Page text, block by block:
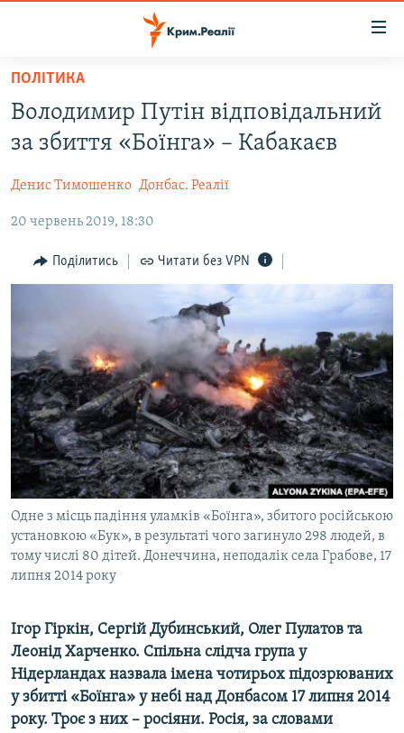
Перейти
основного
матеріалу
до
навігації
Перейти
ВОДА.КРИМ
ПОЛІТИКА
БЛОГИ
ПОГЛЯД
СПЕЦПРОЕКТИ
ДЕПОРТАЦІЯ
ВІДЕОУРОКИ «ELIFBE»
СВІДЧЕННЯ ОКУПАЦІЇ
УКРАЇНСЬКА ПРОБЛЕМА КРИМУ
ІНФОГРАФІКА
ЯК ОБІЙТИ БЛОКУВАННЯ
Русский
Qırımtatar
ДОЛУЧАЙСЯ!
ПОЛІТИКА
Володимир Путін відповідальний
за збиття «Боїнга» – Кабакаєв
Денис Тимошенко Донбас. Реалії
20 червень 2019, 18:30
Поділитись Читати без VPN
Одне з місць падіння уламків «Боїнга», збитого російською
установкою «Бук», в результаті чого загинуло 298 людей, в
тому числі 80 дітей. Донеччина, неподалік села Грабове, 17
липня 2014 року
Ігор Гіркін, Сергій Дубинський, Олег Пулатов та
Леонід Харченко. Спільна слідча група у
Нідерландах назвала імена чотирьох підозрюваних
у збитті «Боїнга» у небі над Донбасом 17 липня 2014
року. Троє з них – росіяни. Росія, за словами